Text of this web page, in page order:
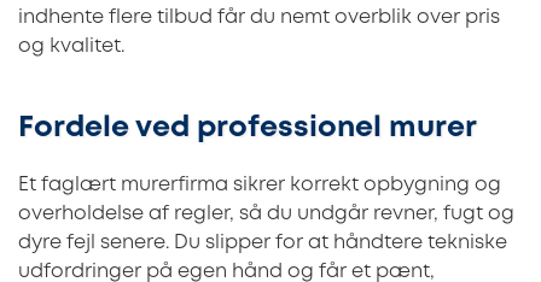
indhente flere tilbud får du nemt overblik over pris
og kvalitet.
Fordele ved professionel murer
Et faglært murerfirma sikrer korrekt opbygning og
overholdelse af regler, så du undgår revner, fugt og
dyre fejl senere. Du slipper for at håndtere tekniske
udfordringer på egen hånd og får et pænt,